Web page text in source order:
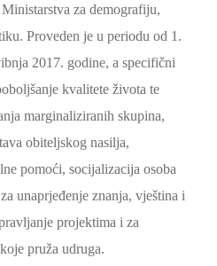
za demografiju,
Proveden je u periodu od 1.
2017. godine, a specifični
kvalitete života te
marginaliziranih skupina,
obiteljskog nasilja,
pomoći, socijalizacija osoba
unaprjeđenje znanja, vještina i
projektima i za
pruža udruga.